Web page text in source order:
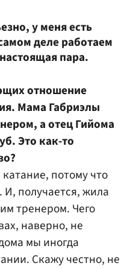
у меня есть
деле работаем
пара.
отношение
Мама Габриэлы
а отец Гийома
Это как-то
потому что
получается, жила
тренером. Чего
наверно, не
мы иногда
Скажу честно, не